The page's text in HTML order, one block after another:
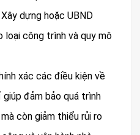
dựng hoặc UBND
loại công trình và quy mô
xác các điều kiện về
đảm bảo quá trình
còn giảm thiểu rủi ro